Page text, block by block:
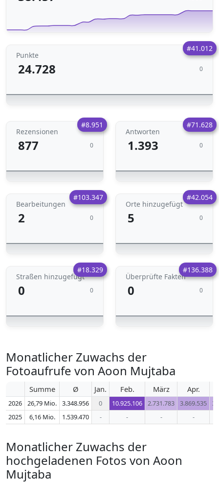
#41.012
Punkte
24.728 0
#8.951
Rezensionen
877 0
#71.628
Antworten
1.393 0
#103.347
Bearbeitungen
2 0
#42.054
Orte hinzugefügt
5 0
#18.329
Straßen hinzugefügt
0 0
#136.388
Überprüfte Fakten
0 0
Monatlicher Zuwachs der
Fotoaufrufe von Aoon Mujtaba
Summe Ø Jan. Feb. März Apr.
2026 26,79 Mio. 3.348.956 0 10.925.106 2.731.783 3.869.535
2025
6,16 Mio. 1.539.470 - - - -
Monatlicher Zuwachs der
hochgeladenen Fotos von Aoon
Mujtaba